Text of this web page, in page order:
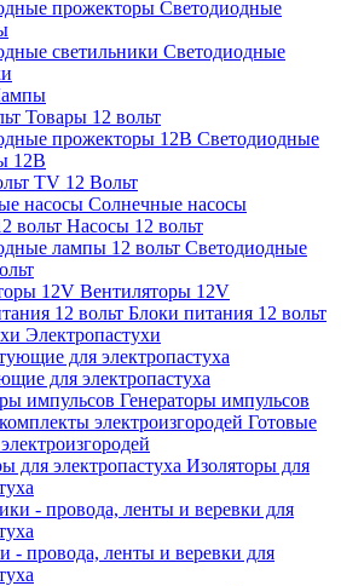
Светодиодные
Светодиодные
Товары 12 вольт
Светодиодные
12В
TV 12 Вольт
Солнечные насосы
Насосы 12 вольт
Светодиодные
Вентиляторы 12V
Блоки питания 12 вольт
Электропастухи
для электропастуха
Генераторы импульсов
Готовые
Изоляторы для
- провода, ленты и веревки для